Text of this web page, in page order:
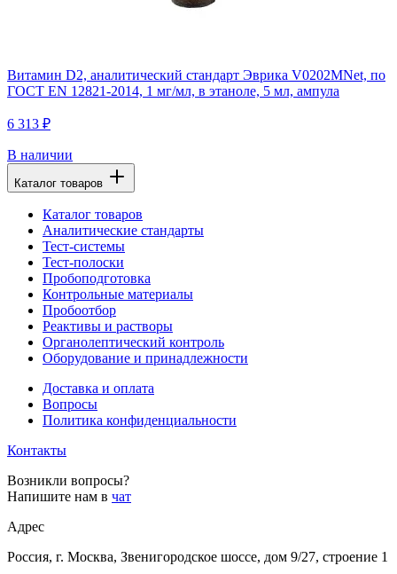
Витамин D2, аналитический стандарт Эврика V0202MNet, по
ГОСТ EN 12821-2014, 1 мг/мл, в этаноле, 5 мл, ампула
6 313 ₽
В наличии
Каталог товаров
Каталог товаров
Аналитические стандарты
Тест-системы
Тест-полоски
Пробоподготовка
Контрольные материалы
Пробоотбор
Реактивы и растворы
Органолептический контроль
Оборудование и принадлежности
Доставка и оплата
Вопросы
Политика конфиденциальности
Контакты
Возникли вопросы?
Напишите нам в чат
Адрес
Россия, г. Москва, Звенигородское шоссе, дом 9/27, строение 1